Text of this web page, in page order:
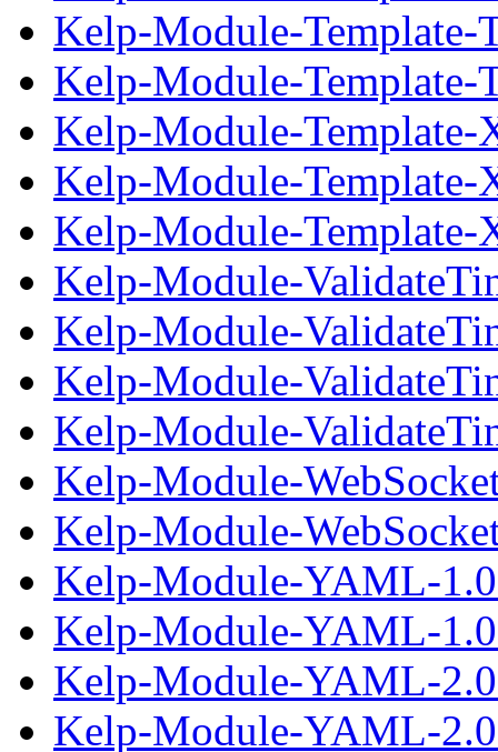
Kelp-Module-Template-
Kelp-Module-Template-
Kelp-Module-Template-
Kelp-Module-Template-
Kelp-Module-Template-
Kelp-Module-
Kelp-Module-
Kelp-Module-
Kelp-Module-
Kelp-Module-
Kelp-Module-
Kelp-Module-YAML-
Kelp-Module-YAML-
Kelp-Module-YAML-
Kelp-Module-YAML-